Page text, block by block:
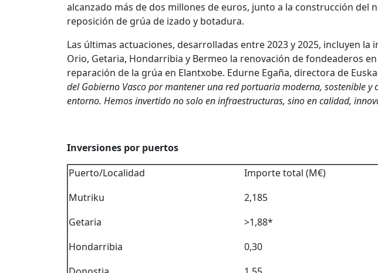
alcanzado más de dos millones de euros, junto a la construcción
reposición de grúa de izado y botadura.
Las últimas actuaciones, desarrolladas entre 2023 y 2025, incluyen
Orio, Getaria, Hondarribia y Bermeo la renovación de fondeaderos
reparación de la grúa en Elantxobe. Edurne Egaña, directora de
del Gobierno Vasco por mantener una red portuaria moderna, sostenible
entorno. Hemos invertido no solo en infraestructuras, sino en calidad,
Inversiones por puertos
Puerto/Localidad
Importe total (M€)
Mutriku
2,185
Getaria
>1,88*
Hondarribia
0,30